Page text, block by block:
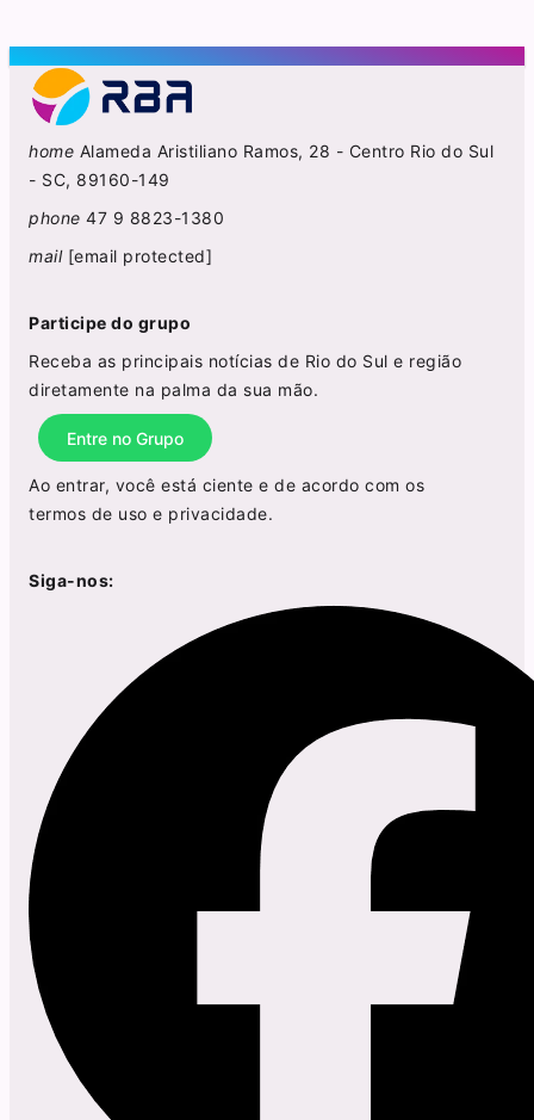
home Alameda Aristiliano Ramos, 28 - Centro Rio do Sul
- SC, 89160-149
phone 47 9 8823-1380
mail [email protected]
Participe do grupo
Receba as principais notícias de Rio do Sul e região
diretamente na palma da sua mão.
Entre no Grupo
Ao entrar, você está ciente e de acordo com os
termos de uso e privacidade.
Siga-nos: